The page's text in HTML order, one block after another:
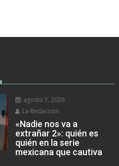
agosto 7, 2026
La Redacción
«Nadie nos va a
extrañar 2»: quién es
quién en la serie
mexicana que cautiva